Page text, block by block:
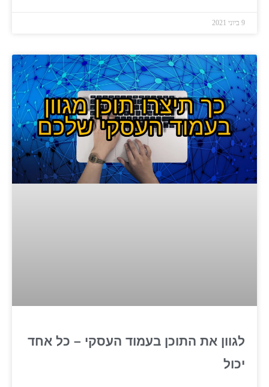
9 ביוני 2021
לגוון את התוכן בעמוד העסקי – כל אחד
יכול